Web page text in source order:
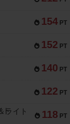
154 PT
152 PT
140 PT
122 PT
118 PT
ライト